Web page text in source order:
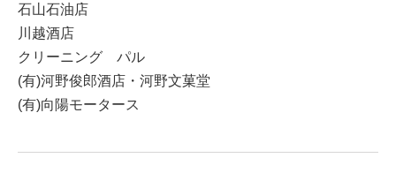
石山石油店
川越酒店
クリーニング パル
(有)河野俊郎酒店・河野文菓堂
(有)向陽モータース